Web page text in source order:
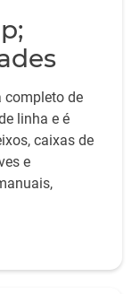
completo de
linha e é
caixas de
e